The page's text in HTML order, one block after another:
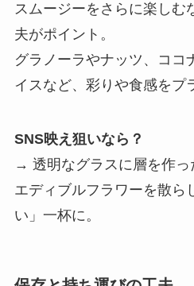
スムージーをさらに楽しむ
夫がポイント。
グラノーラやナッツ、ココ
イスなど、彩りや食感をプ
SNS映え狙いなら？
→ 透明なグラスに層を作っ
エディブルフラワーを散ら
い」一杯に。